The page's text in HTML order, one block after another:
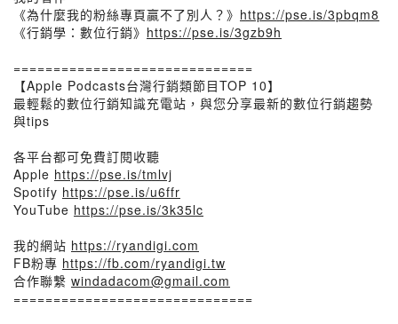
《為什麼我的粉絲專頁贏不了別人？》 https://pse.is/3pbqm8
《行銷學：數位行銷》 https://pse.is/3gzb9h
==============================​
【Apple Podcasts台灣行銷類節目TOP 10】
最輕鬆的數位行銷知識充電站，與您分享最新的數位行銷趨勢
與tips
各平台都可免費訂閱收聽
Apple https://pse.is/tmlvj
Spotify https://pse.is/u6ffr
YouTube https://pse.is/3k35lc
我的網站 https://ryandigi.com​
FB粉專 https://fb.com/ryandigi.tw
合作聯繫 windadacom@gmail.com
==============================